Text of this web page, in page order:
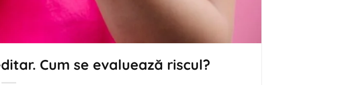
Cum se evaluează riscul?